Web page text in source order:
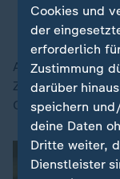
Sam Altman,
Altman weiter:
Zeit großen
Ohne Ihre
Cookies und
der
erforderlich
Zustimmung
darüber
speichern
deine Daten
Dritte weiter,
Dienstleister